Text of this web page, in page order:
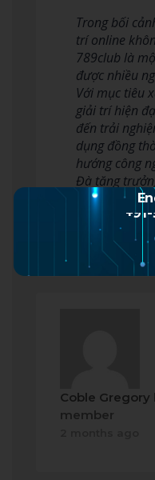
Trong bối
trí online
789club là
được nhiều
Với mục tiêu
giải trí hiện
đến trải
dụng đồng
hướng công
Đà tăng
đang giúp
Read
Coble Gregory
member